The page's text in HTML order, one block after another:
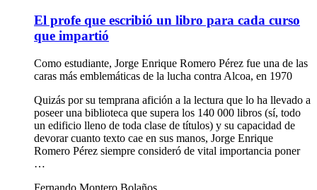
El profe que escribió un libro para cada curso
que impartió
Como estudiante, Jorge Enrique Romero Pérez fue una de las
caras más emblemáticas de la lucha contra Alcoa, en 1970
Quizás por su temprana afición a la lectura que lo ha llevado a
poseer una biblioteca que supera los 140 000 libros (sí, todo
un edificio lleno de toda clase de títulos) y su capacidad de
devorar cuanto texto cae en sus manos, Jorge Enrique
Romero Pérez siempre consideró de vital importancia poner
…
Fernando Montero Bolaños